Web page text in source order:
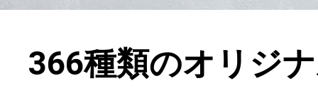
366種類のオリジ